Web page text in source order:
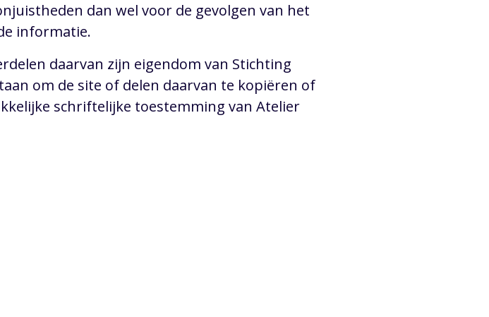
dan wel voor de gevolgen van het
informatie.
daarvan zijn eigendom van Stichting
om de site of delen daarvan te kopiëren of
schriftelijke toestemming van Atelier